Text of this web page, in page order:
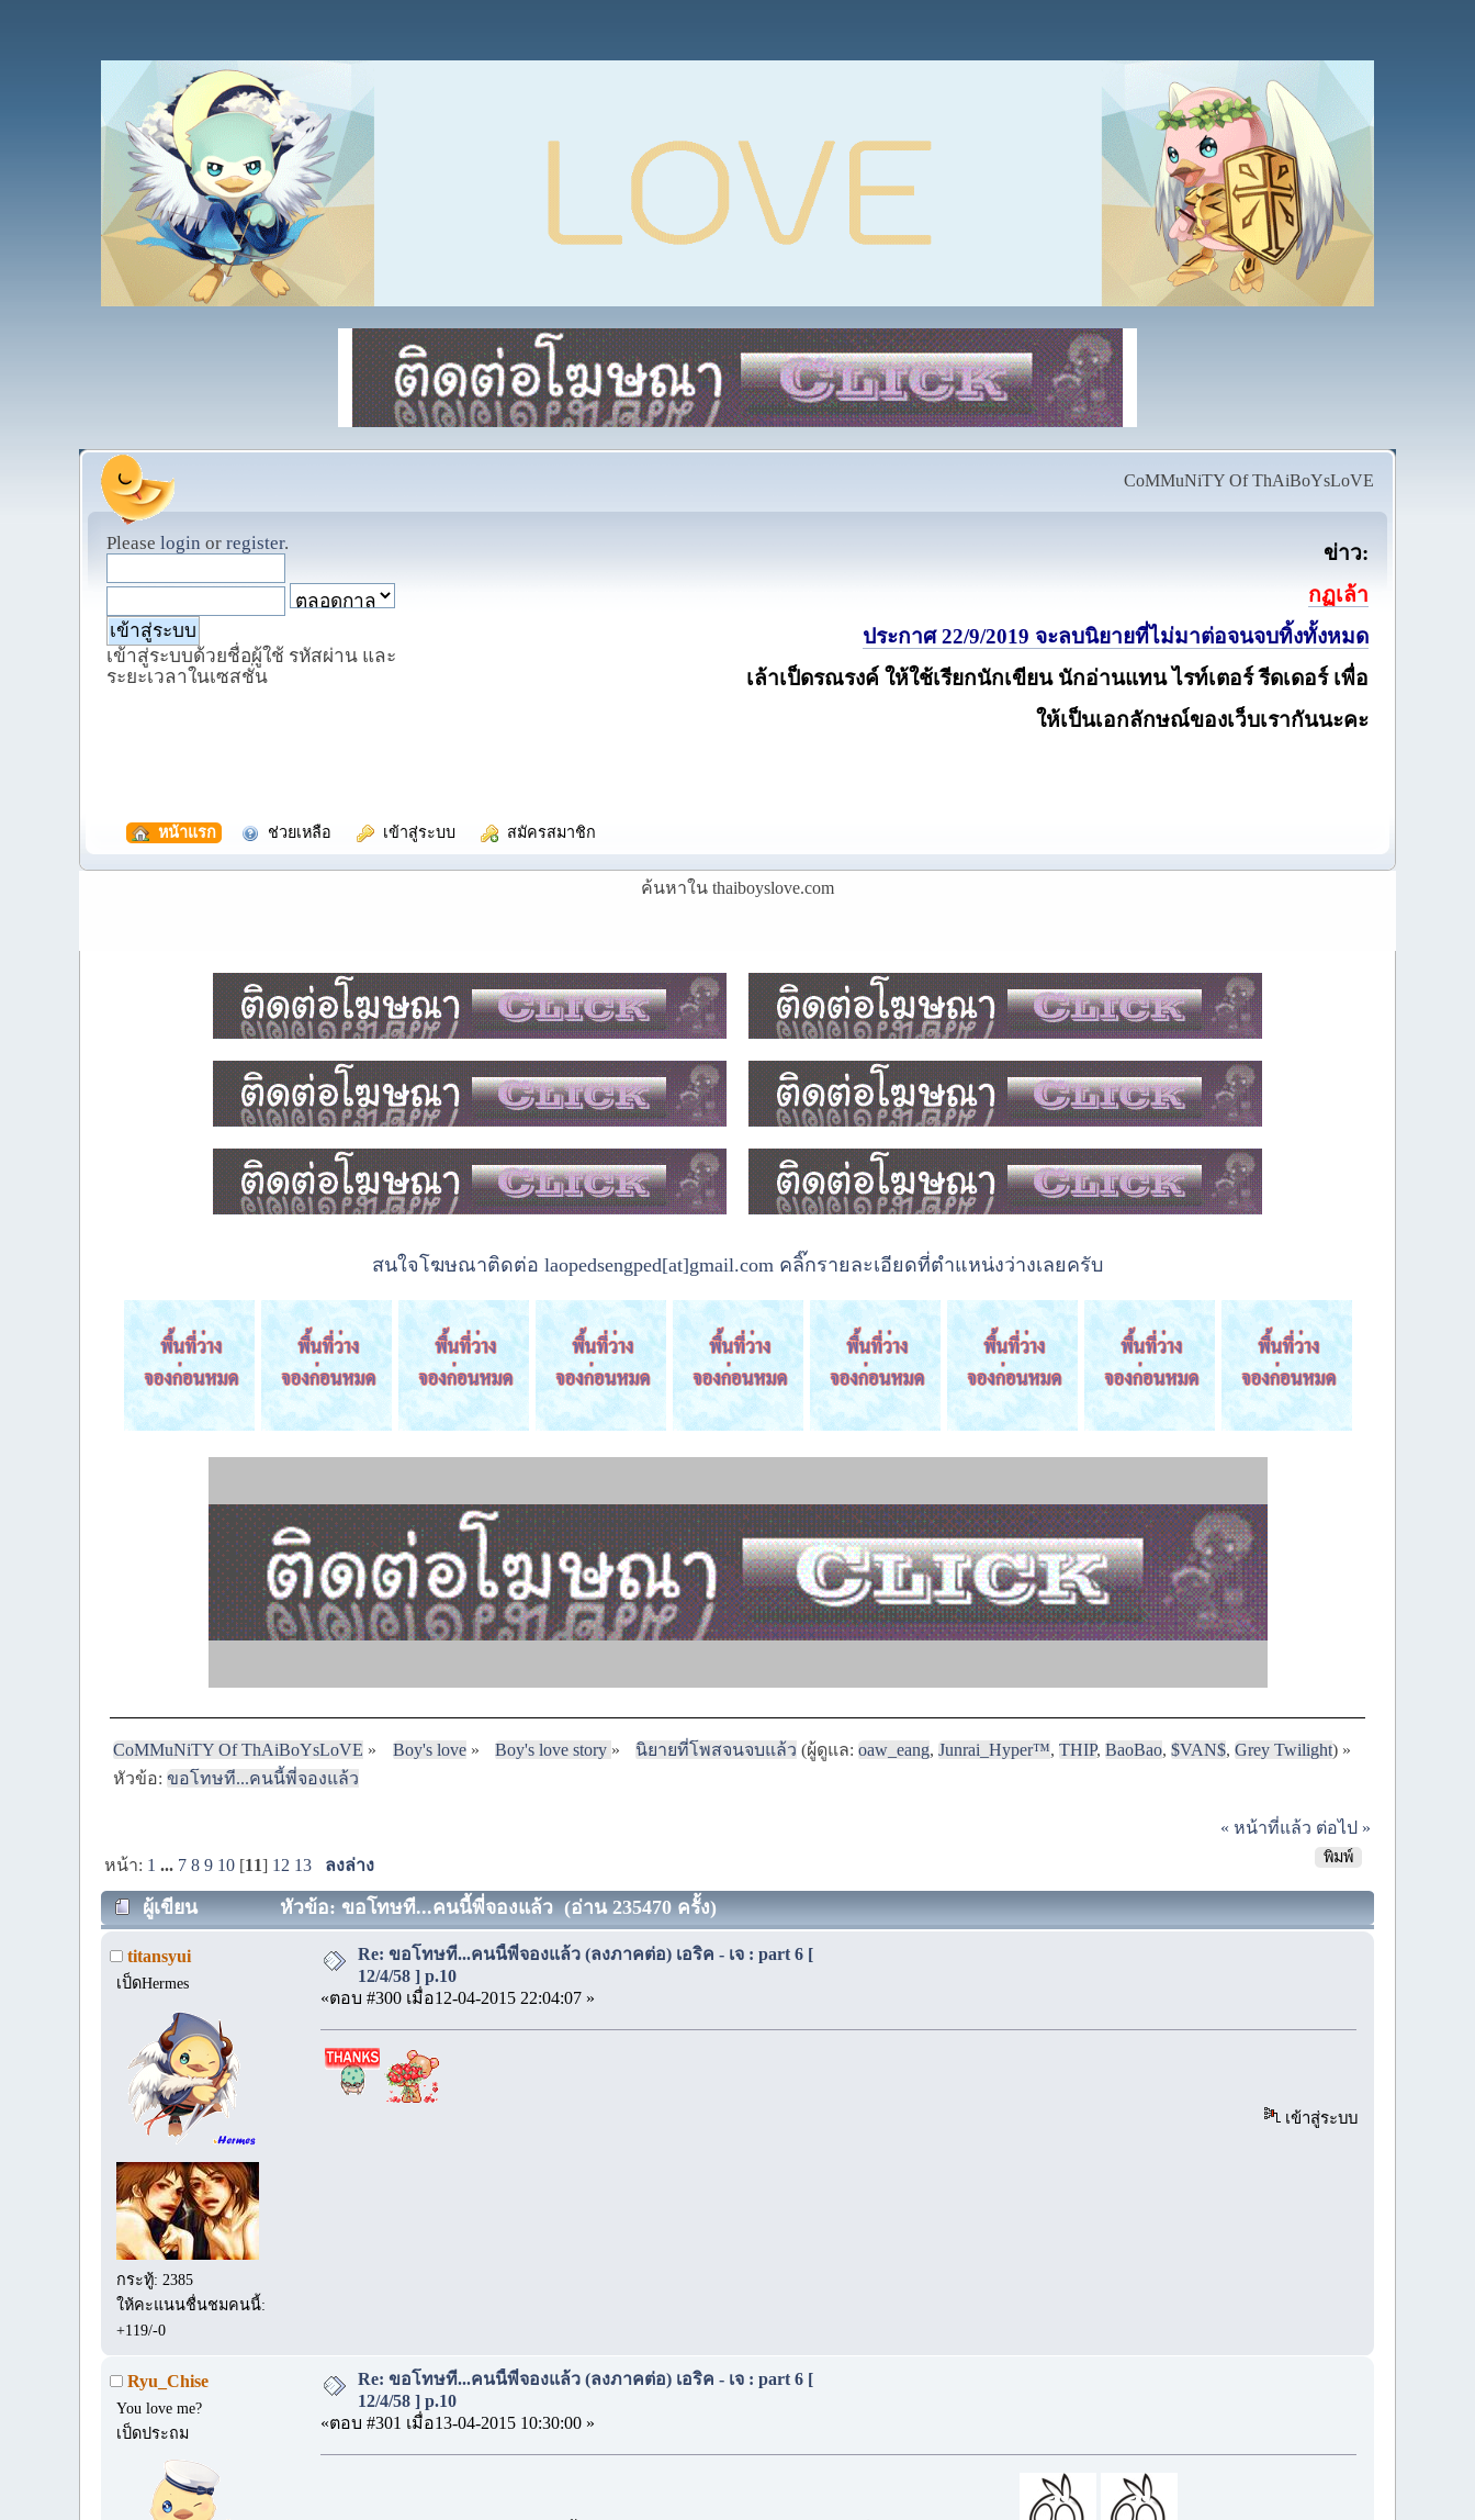
CoMMuNiTY Of ThAiBoYsLoVE
Please login or register.
เข้าสู่ระบบด้วยชื่อผู้ใช้ รหัสผ่าน และ
ระยะเวลาในเซสชั่น
ข่าว:
กฏเล้า
ประกาศ 22/9/2019 จะลบนิยายที่ไม่มาต่อจนจบทิ้งทั้งหมด
เล้าเป็ดรณรงค์ ให้ใช้เรียกนักเขียน นักอ่านแทน ไรท์เตอร์ รีดเดอร์ เพื่อ
ให้เป็นเอกลักษณ์ของเว็บเรากันนะคะ
หน้าแรก ช่วยเหลือ เข้าสู่ระบบ สมัครสมาชิก
ค้นหาใน thaiboyslove.com
สนใจโฆษณาติดต่อ laopedsengped[at]gmail.com คลิ๊กรายละเอียดที่ตำแหน่งว่างเลยครับ
CoMMuNiTY Of ThAiBoYsLoVE » Boy's love» Boy's love story » นิยายที่โพสจนจบแล้ว (ผู้ดูแล:oaw_eang,Junrai_Hyper™,THIP,BaoBao,$VAN$,Grey Twilight) »
หัวข้อ:ขอโทษที...คนนี้พี่จองแล้ว
« หน้าที่แล้ว ต่อไป »
พิมพ์
หน้า: 1 ... 7 8 9 10 [11] 12 13 ลงล่าง
ผู้เขียน หัวข้อ: ขอโทษที...คนนี้พี่จองแล้ว (อ่าน 235470 ครั้ง)
titansyui
เป็ดHermes
กระทู้: 2385
ให้คะแนนชื่นชมคนนี้:
+119/-0
Re: ขอโทษที...คนนี้พี่จองแล้ว (ลงภาคต่อ) เอริค - เจ : part 6 [
12/4/58 ] p.10
«ตอบ #300 เมื่อ12-04-2015 22:04:07 »
เข้าสู่ระบบ
Ryu_Chise
You love me?
เป็ดประถม
Re: ขอโทษที...คนนี้พี่จองแล้ว (ลงภาคต่อ) เอริค - เจ : part 6 [
12/4/58 ] p.10
«ตอบ #301 เมื่อ13-04-2015 10:30:00 »